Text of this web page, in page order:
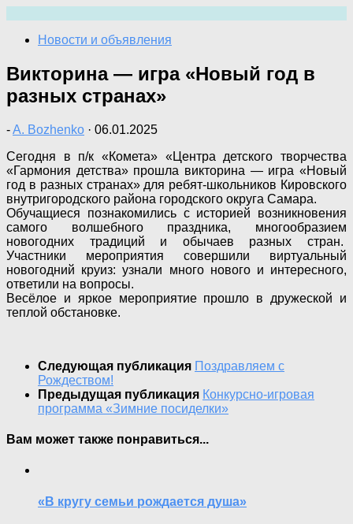
содержимому
Новости и объявления
Викторина — игра «Новый год в
разных странах»
-A. Bozhenko · 06.01.2025
Сегодня в п/к «Комета» «Центра детского творчества
«Гармония детства» прошла викторина — игра «Новый
год в разных странах» для ребят-школьников Кировского
внутригородского района городского округа Самара.
Обучащиеся познакомились с историей возникновения
самого волшебного праздника, многообразием
новогодних традиций и обычаев разных стран.
Участники мероприятия совершили виртуальный
новогодний круиз: узнали много нового и интересного,
ответили на вопросы.
Весёлое и яркое мероприятие прошло в дружеской и
теплой обстановке.
Следующая публикация Поздравляем с
Рождеством!
Предыдущая публикация Конкурсно-игровая
программа «Зимние посиделки»
Вам может также понравиться...
«В кругу семьи рождается душа»